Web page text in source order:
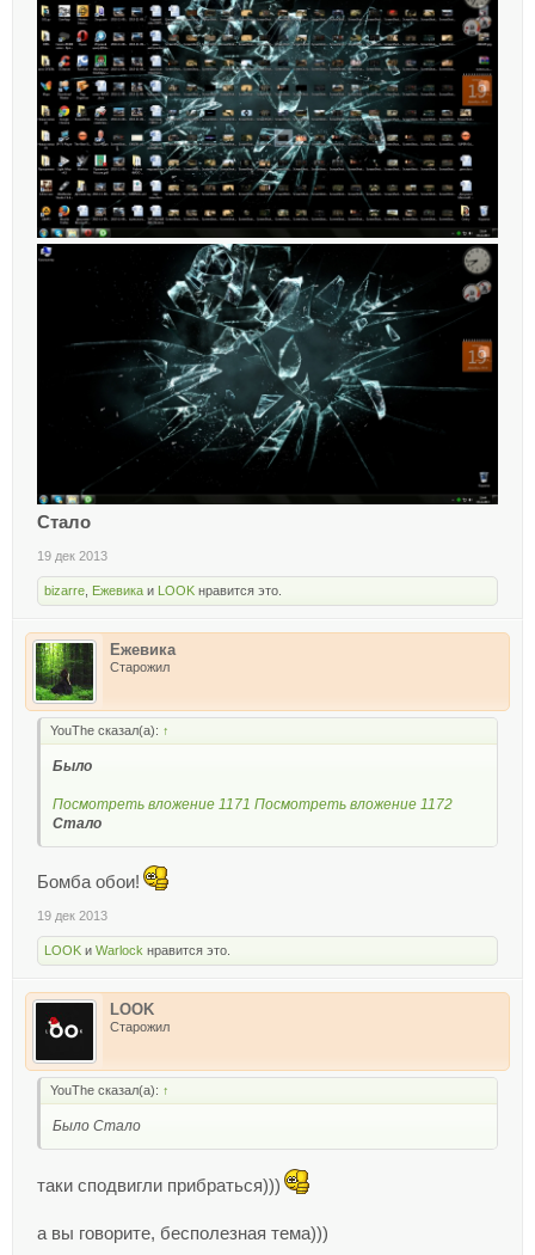
Стало
19 дек 2013
bizarre Ежевика и LOOK нравится это.
Ежевика
Старожил
YouThe сказал(а): ↑
Было
Посмотреть вложение 1171 Посмотреть вложение 1172
Стало
Бомба обои!
19 дек 2013
LOOK и Warlock нравится это.
LOOK
Старожил
YouThe сказал(а): ↑
Было Стало
таки сподвигли прибраться)))
а вы говорите, бесполезная тема)))